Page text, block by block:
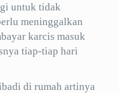
untuk tidak
meninggalkan
karcis masuk
tiap-tiap hari
di rumah artinya